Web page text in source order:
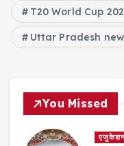
T20 World Cup
Uttar Pradesh
You Missed